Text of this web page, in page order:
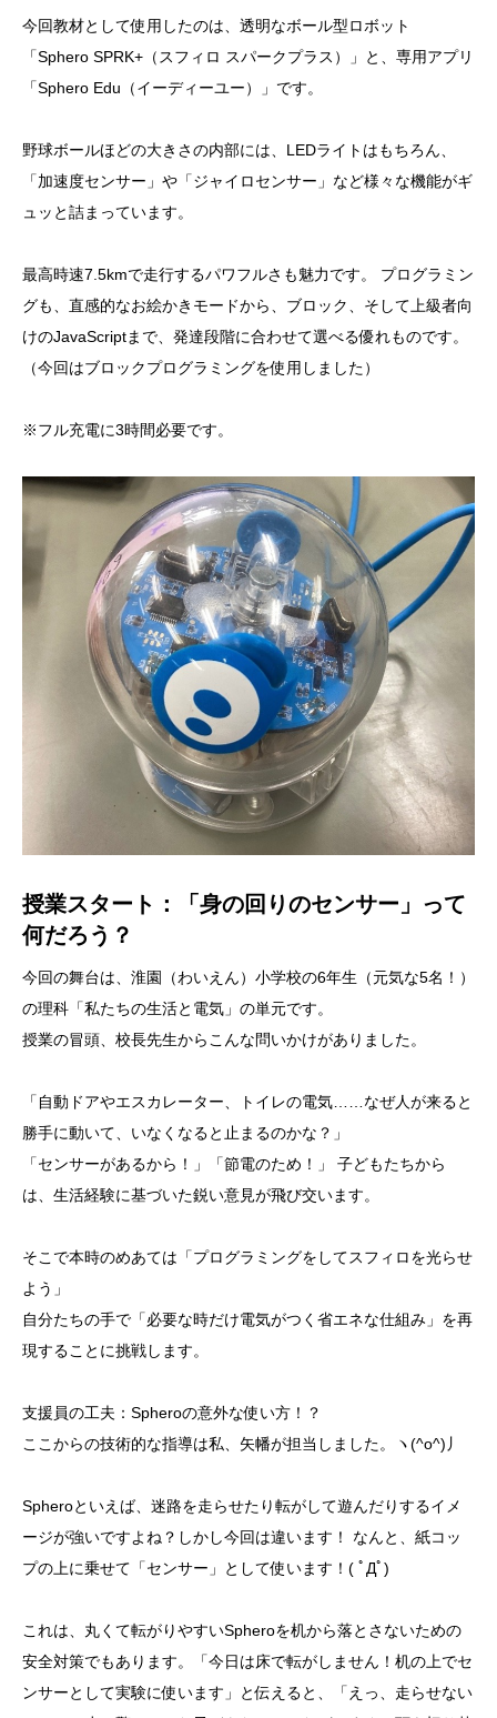
今回教材として使用したのは、透明なボール型ロボット
「Sphero SPRK+（スフィロ スパークプラス）」と、専用アプリ
「Sphero Edu（イーディーユー）」です。
野球ボールほどの大きさの内部には、LEDライトはもちろん、
「加速度センサー」や「ジャイロセンサー」など様々な機能がギ
ュッと詰まっています。
最高時速7.5kmで走行するパワフルさも魅力です。 プログラミン
グも、直感的なお絵かきモードから、ブロック、そして上級者向
けのJavaScriptまで、発達段階に合わせて選べる優れものです。
（今回はブロックプログラミングを使用しました）
※フル充電に3時間必要です。
授業スタート：「身の回りのセンサー」って
何だろう？
今回の舞台は、淮園（わいえん）小学校の6年生（元気な5名！）
の理科「私たちの生活と電気」の単元です。
授業の冒頭、校長先生からこんな問いかけがありました。
「自動ドアやエスカレーター、トイレの電気……なぜ人が来ると
勝手に動いて、いなくなると止まるのかな？」
「センサーがあるから！」「節電のため！」 子どもたちから
は、生活経験に基づいた鋭い意見が飛び交います。
そこで本時のめあては「プログラミングをしてスフィロを光らせ
よう」
自分たちの手で「必要な時だけ電気がつく省エネな仕組み」を再
現することに挑戦します。
支援員の工夫：Spheroの意外な使い方！？
ここからの技術的な指導は私、矢幡が担当しました。ヽ(^o^)丿
Spheroといえば、迷路を走らせたり転がして遊んだりするイメ
ージが強いですよね？しかし今回は違います！ なんと、紙コッ
プの上に乗せて「センサー」として使います！( ﾟДﾟ)
これは、丸くて転がりやすいSpheroを机から落とさないための
安全対策でもあります。「今日は床で転がしません！机の上でセ
ンサーとして実験に使います」と伝えると、「えっ、走らせない